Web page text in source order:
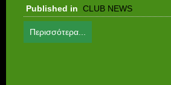
Published in CLUB NEWS
Περισσότερα...